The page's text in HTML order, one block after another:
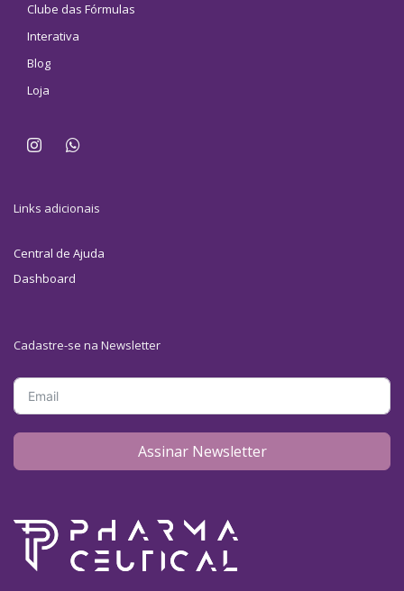
Clube das Fórmulas
Interativa
Blog
Loja
Links adicionais
Central de Ajuda
Dashboard
Cadastre-se na Newsletter
Assinar Newsletter